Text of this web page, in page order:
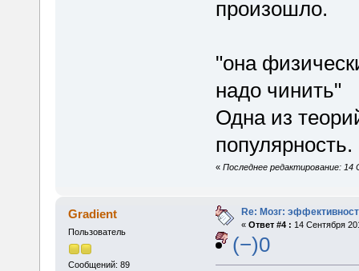
произошло.
"она
надо чинить"
Одна из
популярность.
« Последнее редактирование: 14
Gradient
Пользователь
Сообщений: 89
Re: Мозг:
« Ответ #4 : 14 Сентября
(−)0